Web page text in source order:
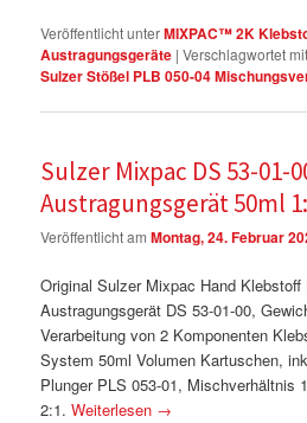
Veröffentlicht unterMIXPAC™ 2K
Austragungsgeräte |Verschlagwortet mit
Sulzer Stößel PLB 050-04
Sulzer Mixpac DS 53-01-
Austragungsgerät 50ml
Veröffentlicht amMontag, 24. Februar
Original Sulzer Mixpac Hand
Austragungsgerät DS 53-01-00,
Verarbeitung von 2 Komponenten
System 50ml Volumen Kartuschen,
Plunger PLS 053-01, Mischverhältnis
2:1.Weiterlesen →